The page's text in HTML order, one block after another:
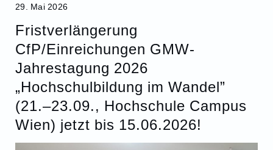
29. Mai 2026
Fristverlängerung
CfP/Einreichungen GMW-
Jahrestagung 2026
„Hochschulbildung im Wandel”
(21.–23.09., Hochschule Campus
Wien) jetzt bis 15.06.2026!